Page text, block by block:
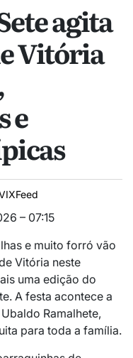
agita
Vitória
e
– 07:15
e muito forró vão
Vitória neste
uma edição do
A festa acontece a
Ramalhete,
para toda a família.